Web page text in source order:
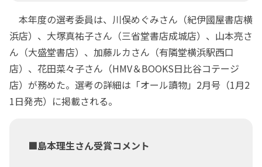
本年度の選考委員は、川俣めぐみさん（紀伊國屋書店横
浜店）、大塚真祐子さん（三省堂書店成城店）、山本亮さ
ん（大盛堂書店）、加藤ルカさん（有隣堂横浜駅西口
店）、花田菜々子さん（HMV＆BOOKS日比谷コテージ
店）が務めた。選考の詳細は「オール讀物」2月号（1月2
1日発売）に掲載される。
■島本理生さん受賞コメント